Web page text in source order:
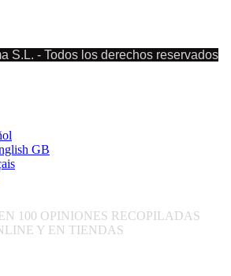
S.L. - Todos los derechos reservados
GB
100 OPINIONES RECOPILADAS
Y EN TIENDAS